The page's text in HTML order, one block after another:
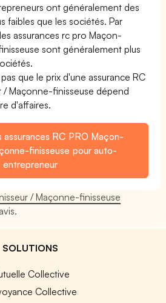
ont généralement des
faibles que les sociétés. Par
assurances rc pro Maçon-
sont généralement plus
que le prix d'une assurance RC
/ Maçonne-finisseuse dépend
d'affaires.
RC PRO Maçon-
finisseuse pour auto-
entrepreneur
/ Maçonne-finisseuse
avis.
SOLUTIONS
Collective
Collective